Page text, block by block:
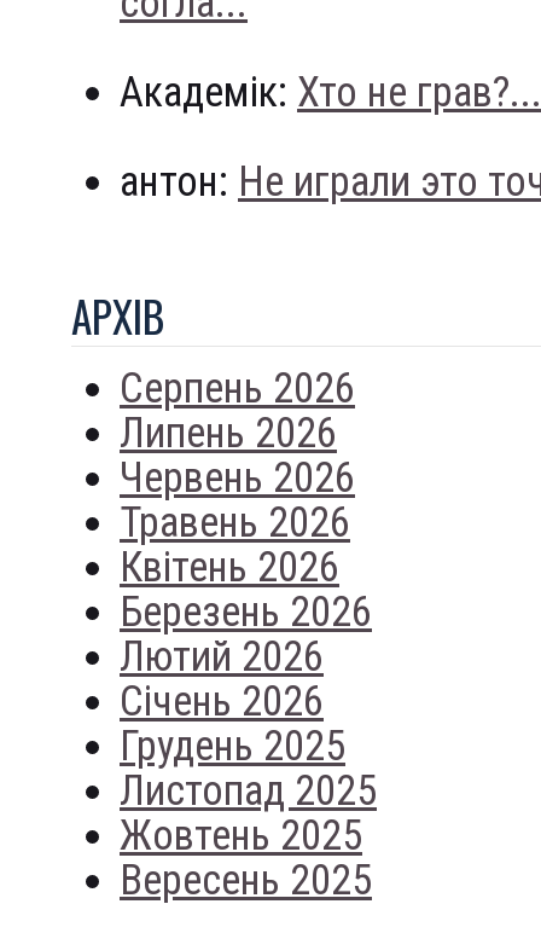
Академік: Хто не грав?...
антон: Не играли это
АРХIВ
Серпень 2026
Липень 2026
Червень 2026
Травень 2026
Квітень 2026
Березень 2026
Лютий 2026
Січень 2026
Грудень 2025
Листопад 2025
Жовтень 2025
Вересень 2025